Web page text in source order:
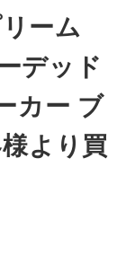
ーム
デッド
カー ブ
より買